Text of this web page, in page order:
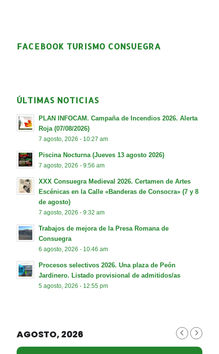
FACEBOOK TURISMO CONSUEGRA
ÚLTIMAS NOTICIAS
PLAN INFOCAM. Campaña de Incendios 2026. Alerta
Roja (07/08/2026)
7 agosto, 2026 - 10:27 am
Piscina Nocturna (Jueves 13 agosto 2026)
7 agosto, 2026 - 9:56 am
XXX Consuegra Medieval 2026. Certamen de Artes
Escénicas en la Calle «Banderas de Consocra» (7 y 8
de agosto)
7 agosto, 2026 - 9:32 am
Trabajos de mejora de la Presa Romana de
Consuegra
6 agosto, 2026 - 10:46 am
Procesos selectivos 2026. Una plaza de Peón
Jardinero. Listado provisional de admitidos/as
5 agosto, 2026 - 12:55 pm
AGOSTO, 2026